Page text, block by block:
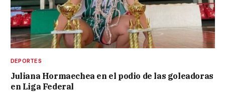
DEPORTES
Juliana Hormaechea en el podio de las goleadoras
en Liga Federal